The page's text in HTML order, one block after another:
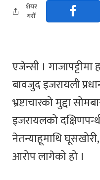
शेयर
गरौँ
एजेन्सी ।
बावजुद इजरायली
भ्रष्टाचारको मुद्दा
इजरायलको
नेतन्याहूमाथि
आरोप लागेको हो ।